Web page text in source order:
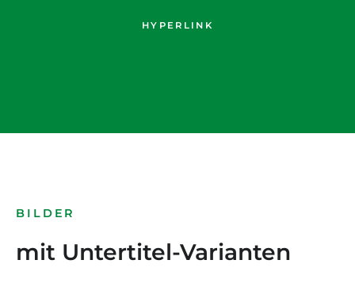
HYPERLINK
BILDER
mit Untertitel-Varianten